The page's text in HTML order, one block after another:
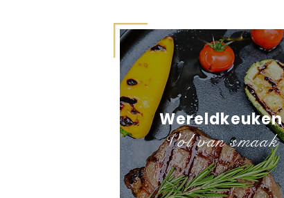
Wereldkeuken
Vol van smaak